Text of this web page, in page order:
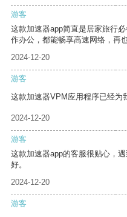
游客
这款加速器app简直是居家旅行
作办公，都能畅享高速网络，再
2024-12-20
游客
这款加速器VPM应用程序已经为
2024-12-20
游客
这款加速器app的客服很贴心，
好。
2024-12-20
游客